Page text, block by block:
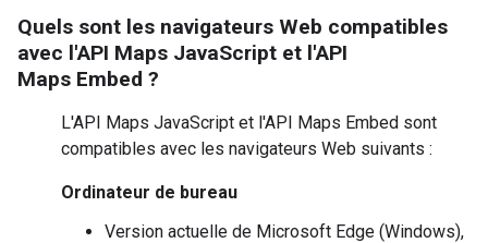
Quels sont les navigateurs Web compatibles
avec l'API Maps JavaScript et l'API
Maps Embed ?
L'API Maps JavaScript et l'API Maps Embed sont
compatibles avec les navigateurs Web suivants :
Ordinateur de bureau
Version actuelle de Microsoft Edge (Windows),